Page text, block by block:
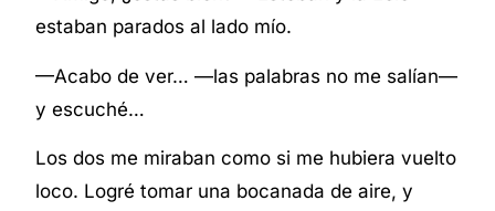
estaban parados al lado mío.
—Acabo de ver… —las palabras no me salían—
y escuché…
Los dos me miraban como si me hubiera vuelto
loco. Logré tomar una bocanada de aire, y